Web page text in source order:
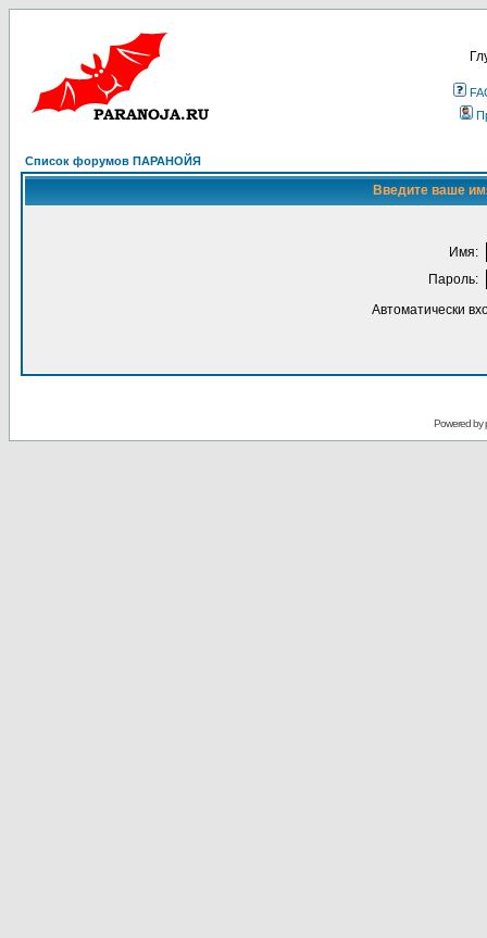
Список форумов ПАРАНОЙЯ
Введите ваше
Имя:
Пароль:
Автоматически
Powered by